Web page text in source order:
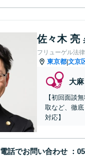
佐々木 亮
フリューゲル法
東京都|文京
大
【初回面談
取など、徹
対応】
電話でお問い合わせ